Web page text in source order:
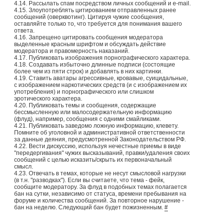
4.14. Рассылать спам посредством личных сообщений и e-mail.
4.15. Злоупотреблять цитированием отправленных ранее
сообщений (оверквотинг). Цитируя чужие сообщения,
оставляйте только то, что требуется для понимания вашего
ответа.
4.16. Запрещено цитировать сообщения модератора
выделенные красным шрифтом и обсуждать действие
модератора и правомерность наказаний.
4.17. Публиковать изображения порнографического характера.
4.18. Создавать избыточно длинные подписи (состоящие
более чем из пяти строк) и добавлять в них картинки.
4.19. Ставить аватары агрессивные, кровавые, суицидальные,
с изображением наркотических средств (и с изображением их
употребления) и порнографического или слишком
эротического характера.
4.20. Публиковать темы и сообщения, содержащие
бессмысленную или малосодержательную информацию
(флуд), например, сообщения с одними смайликами.
4.21. Публиковать заведомо ложную информацию, клевету.
Помните об уголовной и административной ответственности
за данные деяния, предусмотренной Законодательством РФ.
4.22. Вести дискуссию, используя нечестные приемы в виде
"передергивания" чужих высказываний, правки/удаления своих
сообщений с целью исказить/скрыть их первоначальный
смысл.
4.23. Отвечать в темах, которые не несут смысловой нагрузки
(в т.н. "разводках"). Если вы считаете, что тема - фейк,
сообщите модератору. За флуд в подобных темах полагается
бан на сутки, независимо от статуса, времени пребывания на
форуме и количества сообщений. За повторное нарушение -
бан на неделю. Следующий бан будет пожизненным. #